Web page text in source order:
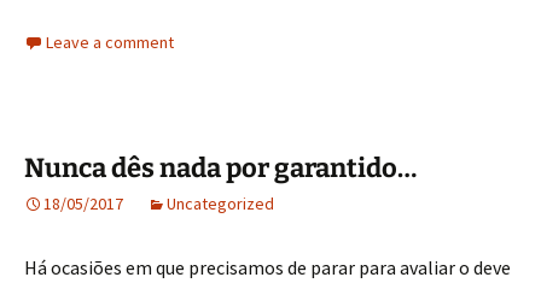
Leave a comment
Nunca dês nada por garantido…
18/05/2017 Uncategorized
Há ocasiões em que precisamos de parar para avaliar o deve